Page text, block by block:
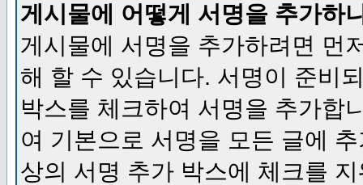
게시물에 어떻게 서명을 추가하
게시물에 서명을 추가하려면 먼
해 할 수 있습니다. 서명이 준비
박스를 체크하여 서명을 추가합
여 기본으로 서명을 모든 글에
상의 서명 추가 박스에 체크를